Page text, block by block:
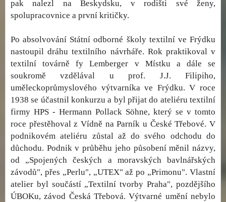
pak nalezl na Beskydsku, v rodišti své ženy,
spolupracovnice a první kritičky.
Po absolvování Státní odborné školy textilní ve Frýdku
nastoupil dráhu textilního návrháře. Rok praktikoval v
textilní továrně fy Lemberger v Místku a dále se
soukromě vzdělával u prof. J.J. Filipiho,
uměleckoprůmyslového výtvarníka ve Frýdku. V roce
1938 se účastnil konkurzu a byl přijat do ateliéru textilní
firmy HPS - Hermann Pollack Söhne, který se v tomto
roce přestěhoval z Vídně na Parník u České Třebové. V
podnikovém ateliéru zůstal až do svého odchodu do
důchodu. Podnik v průběhu jeho působení měnil názvy,
od „Spojených českých a moravských bavlnářských
závodů", přes „Perlu", „UTEX" až po „Primonu". Vlastní
atelier byl součástí „Textilní tvorby Praha", pozdějšího
ÚBOKu, závod Česká Třebová. Výtvarné umění nebylo